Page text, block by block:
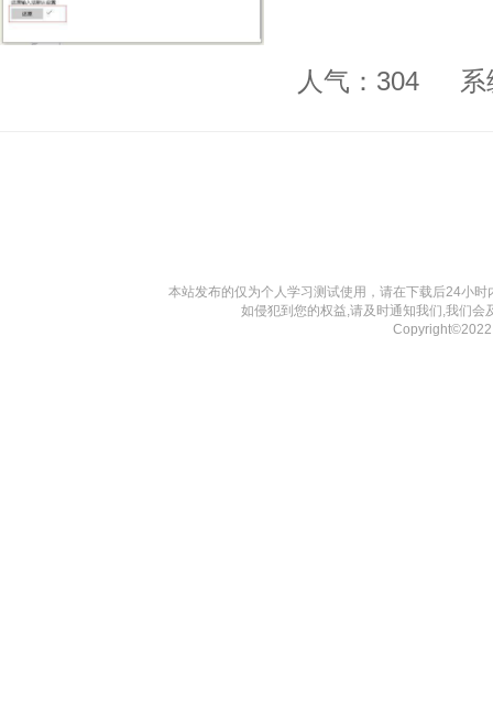
人气：304
本站发布的仅为个人学习测试使用，请在下载后24小
如侵犯到您的权益,请及时通知我们,我们
Copyright©2022